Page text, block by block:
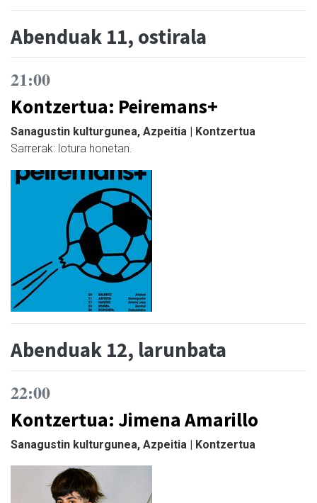
Abenduak 11, ostirala
21:00
Kontzertua: Peiremans+
Sanagustin kulturgunea, Azpeitia | Kontzertua
Sarrerak: lotura honetan.
Abenduak 12, larunbata
22:00
Kontzertua: Jimena Amarillo
Sanagustin kulturgunea, Azpeitia | Kontzertua